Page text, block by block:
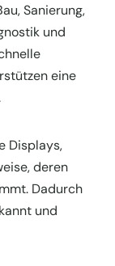
Sanierung,
und
eine
Displays,
deren
Dadurch
und